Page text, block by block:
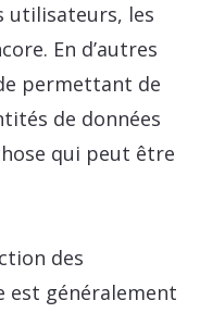
utilisateurs, les
En d’autres
permettant de
de données
qui peut être
des
est généralement